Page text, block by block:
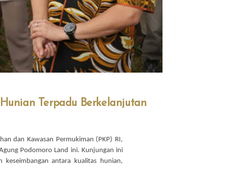
Terpadu Berkelanjutan
dan Kawasan Permukiman (PKP) RI,
Podomoro Land ini. Kunjungan ini
keseimbangan antara kualitas hunian,